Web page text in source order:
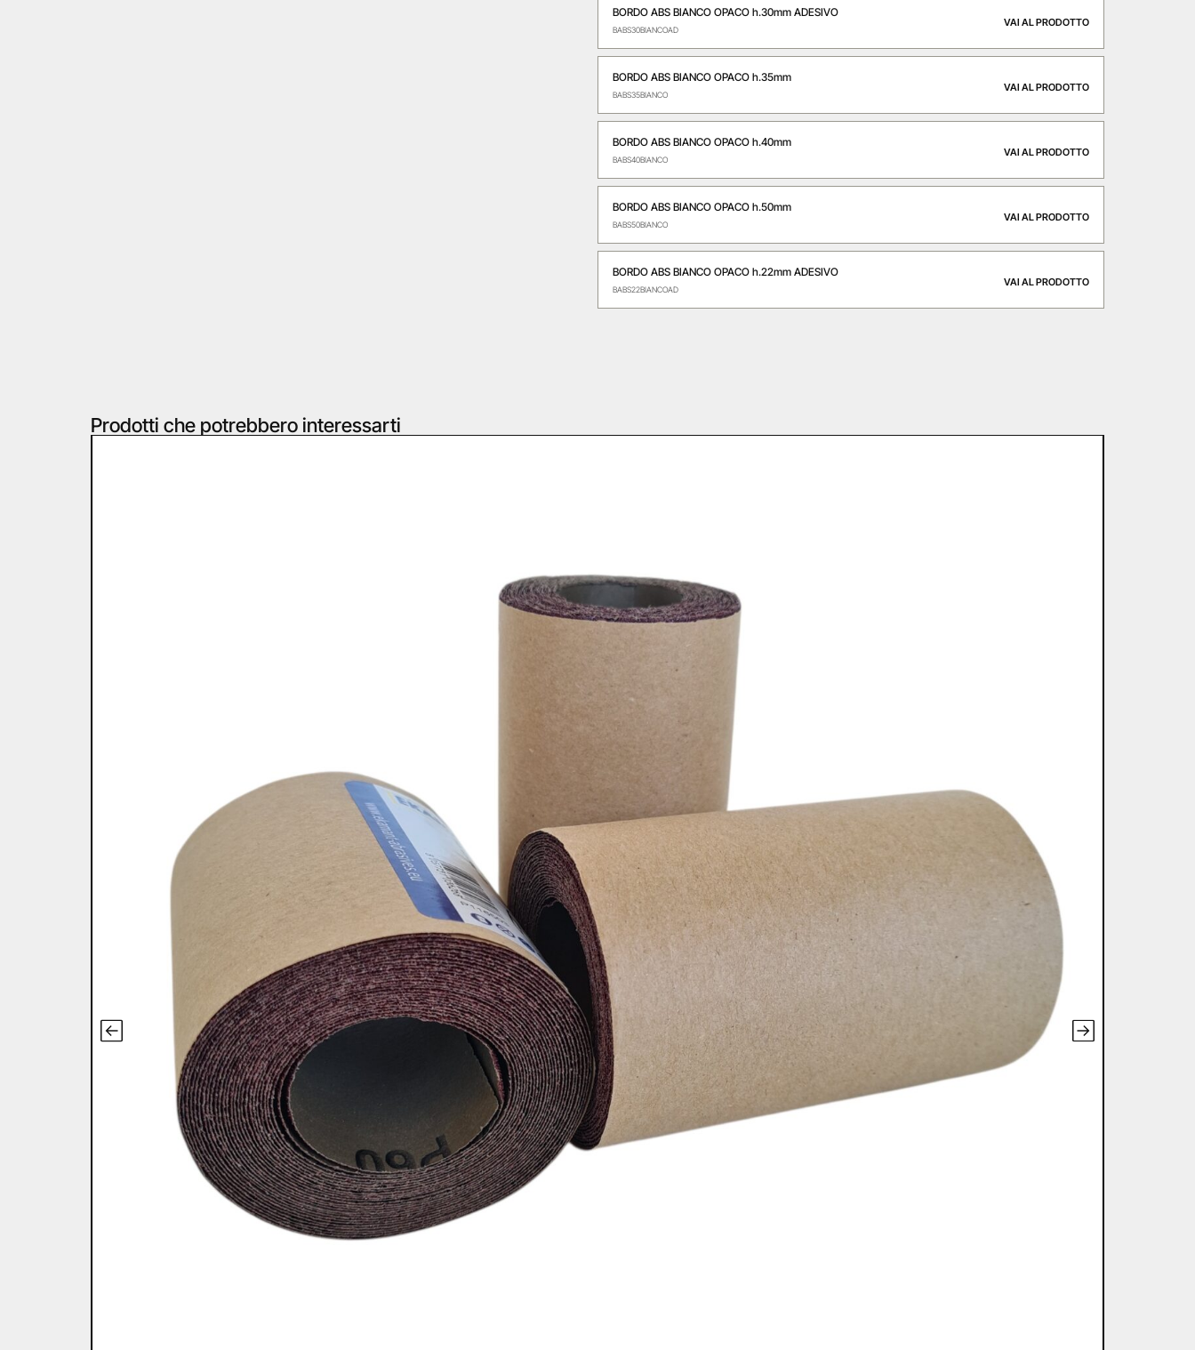
BORDO ABS BIANCO OPACO h.30mm ADESIVO
BABS30BIANCOAD
VAI AL PRODOTTO
BORDO ABS BIANCO OPACO h.35mm
BABS35BIANCO
VAI AL PRODOTTO
BORDO ABS BIANCO OPACO h.40mm
BABS40BIANCO
VAI AL PRODOTTO
BORDO ABS BIANCO OPACO h.50mm
BABS50BIANCO
VAI AL PRODOTTO
BORDO ABS BIANCO OPACO h.22mm ADESIVO
BABS22BIANCOAD
VAI AL PRODOTTO
Prodotti che potrebbero interessarti